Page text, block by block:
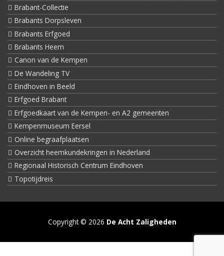
Brabant-Collectie
Brabants Dorpsleven
Brabants Erfgoed
Brabants Heem
Canon van de Kempen
De Wandeling TV
Eindhoven in Beeld
Erfgoed Brabant
Erfgoedkaart van de Kempen- en A2 gemeenten
Kempenmuseum Eersel
Online begraafplaatsen
Overzicht heemkundekringen in Nederland
Regionaal Historisch Centrum Eindhoven
Topotijdreis
Copyright © 2026 De Acht Zaligheden